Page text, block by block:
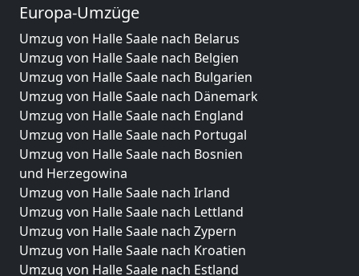
Europa-Umzüge
Umzug von Halle Saale nach Belarus
Umzug von Halle Saale nach Belgien
Umzug von Halle Saale nach Bulgarien
Umzug von Halle Saale nach Dänemark
Umzug von Halle Saale nach England
Umzug von Halle Saale nach Portugal
Umzug von Halle Saale nach Bosnien
und Herzegowina
Umzug von Halle Saale nach Irland
Umzug von Halle Saale nach Lettland
Umzug von Halle Saale nach Zypern
Umzug von Halle Saale nach Kroatien
Umzug von Halle Saale nach Estland